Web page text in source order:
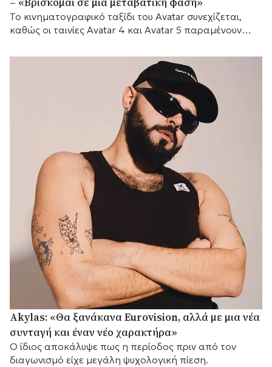
Το κινηματογραφικό ταξίδι του Avatar συνεχίζεται,
καθώς οι ταινίες Avatar 4 και Avatar 5 παραμένουν
αντίστοιχα
Akylas: «Θα ξανάκανα Eurovision, αλλά με μια νέα
συνταγή και έναν νέο χαρακτήρα»
Ο ίδιος αποκάλυψε πως η περίοδος πριν από τον
διαγωνισμό είχε μεγάλη ψυχολογική πίεση.